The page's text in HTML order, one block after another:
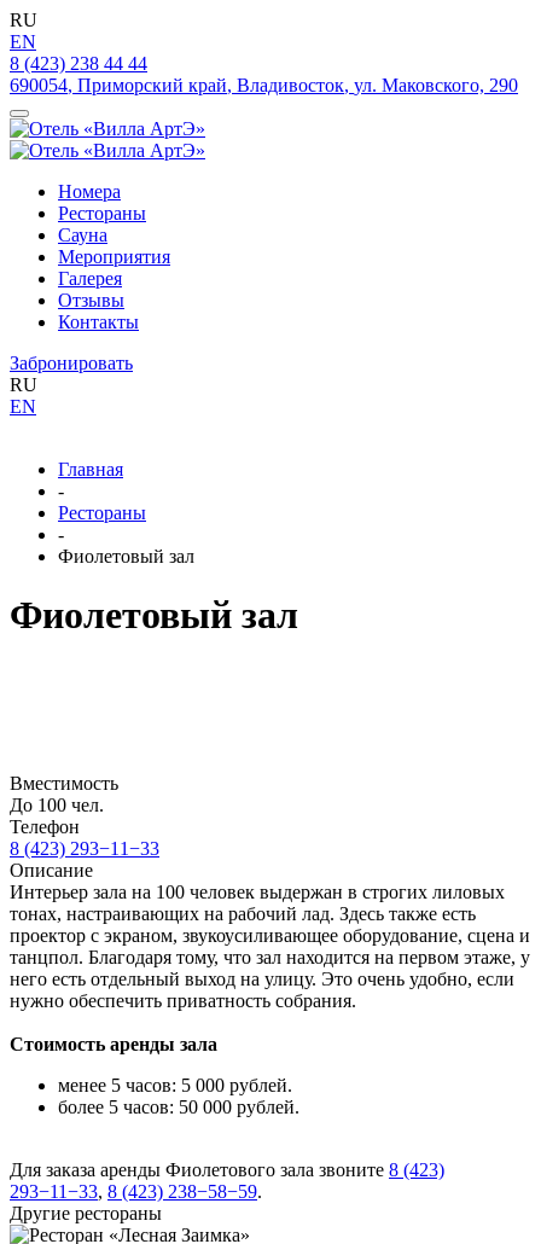
RU
EN
8 (423) 238 44 44
690054, Приморский край, Владивосток, ул. Маковского, 290
Номера
Рестораны
Сауна
Мероприятия
Галерея
Отзывы
Контакты
Забронировать
RU
EN
Главная
-
Рестораны
-
Фиолетовый зал
Фиолетовый зал
Вместимость
До 100 чел.
Телефон
8 (423) 293−11−33
Описание
Интерьер зала на 100 человек выдержан в строгих лиловых
тонах, настраивающих на рабочий лад. Здесь также есть
проектор с экраном, звукоусиливающее оборудование, сцена и
танцпол. Благодаря тому, что зал находится на первом этаже, у
него есть отдельный выход на улицу. Это очень удобно, если
нужно обеспечить приватность собрания.
Стоимость аренды зала
менее 5 часов: 5 000 рублей.
более 5 часов: 50 000 рублей.
Для заказа аренды Фиолетового зала звоните 8 (423)
293−11−33, 8 (423) 238−58−59.
Другие рестораны